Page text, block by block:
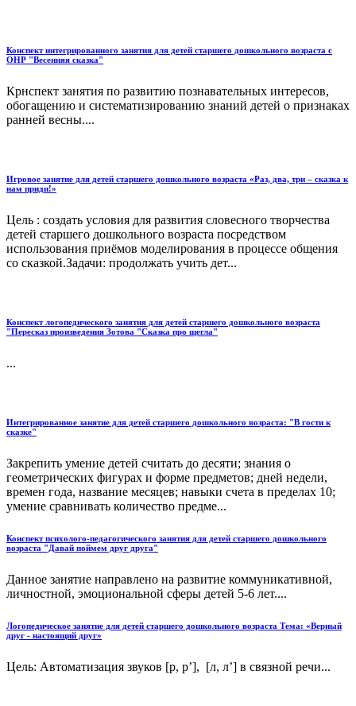
Конспект интегрированного занятия для детей старшего дошкольного возраста с
ОНР "Весенняя сказка"
Крнспект занятия по развитию познавательных интересов,
обогащению и систематизированию знаний детей о признаках
ранней весны....
Игровое занятие для детей старшего дошкольного возраста «Раз, два, три – сказка к
нам приди!»
Цель : создать условия для развития словесного творчества
детей старшего дошкольного возраста посредством
использования приёмов моделирования в процессе общения
со сказкой.Задачи: продолжать учить дет...
Конспект логопедического занятия для детей старшего дошкольного возраста
"Пересказ произведения Зотова "Сказка про щегла"
...
Интегрированное занятие для детей старшего дошкольного возраста: "В гости к
сказке"
Закрепить умение детей считать до десяти; знания о
геометрических фигурах и форме предметов; дней недели,
времен года, название месяцев; навыки счета в пределах 10;
умение сравнивать количество предме...
Конспект психолого-педагогического занятия для детей старшего дошкольного
возраста "Давай поймем друг друга"
Данное занятие направлено на развитие коммуникативной,
личностной, эмоциональной сферы детей 5-6 лет....
Логопедическое занятие для детей старшего дошкольного возраста Тема: «Верный
друг - настоящий друг»
Цель: Автоматизация звуков [р, р’], [л, л’] в связной речи...